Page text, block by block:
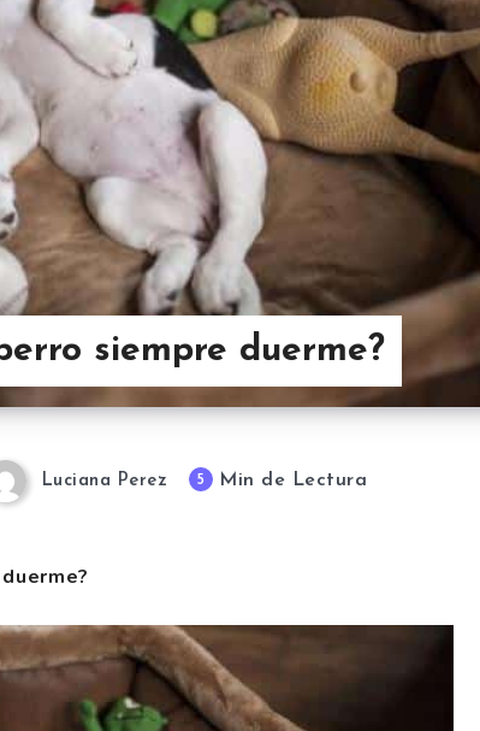
siempre duerme?
Luciana Perez 5 Min de Lectura